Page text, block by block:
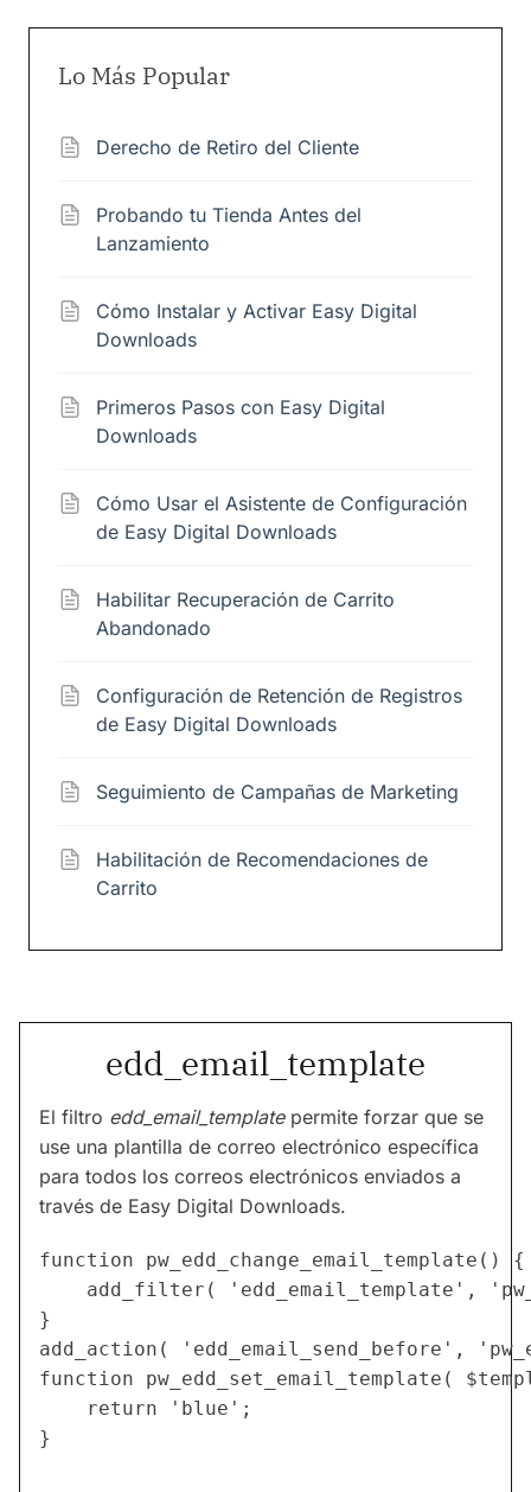
Lo Más Popular
Derecho de Retiro del Cliente
Probando tu Tienda Antes del
Lanzamiento
Cómo Instalar y Activar Easy Digital
Downloads
Primeros Pasos con Easy Digital
Downloads
Cómo Usar el Asistente de Configuración
de Easy Digital Downloads
Habilitar Recuperación de Carrito
Abandonado
Configuración de Retención de Registros
de Easy Digital Downloads
Seguimiento de Campañas de Marketing
Habilitación de Recomendaciones de
Carrito
edd_email_template
El filtro edd_email_template permite forzar que se
use una plantilla de correo electrónico específica
para todos los correos electrónicos enviados a
través de Easy Digital Downloads.
function pw_edd_change_email_template() {
}
add_action( 'edd_email_send_before',
function pw_edd_set_email_template(
}